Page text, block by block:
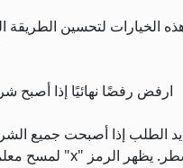
الخيارات لتحسين
ارفض رفضًا نهائيًا إذا أصبح
الطلب إذا أصبحت جميع